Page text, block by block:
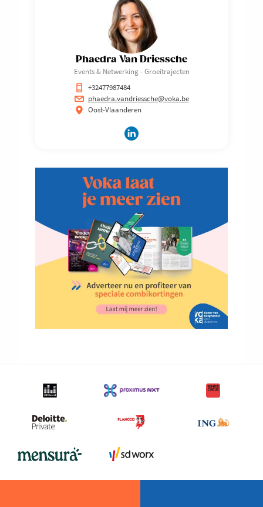
Phaedra Van Driessche
Events & Netwerking - Groeitrajecten
+32477987484
phaedra.vandriessche@voka.be
Oost-Vlaanderen